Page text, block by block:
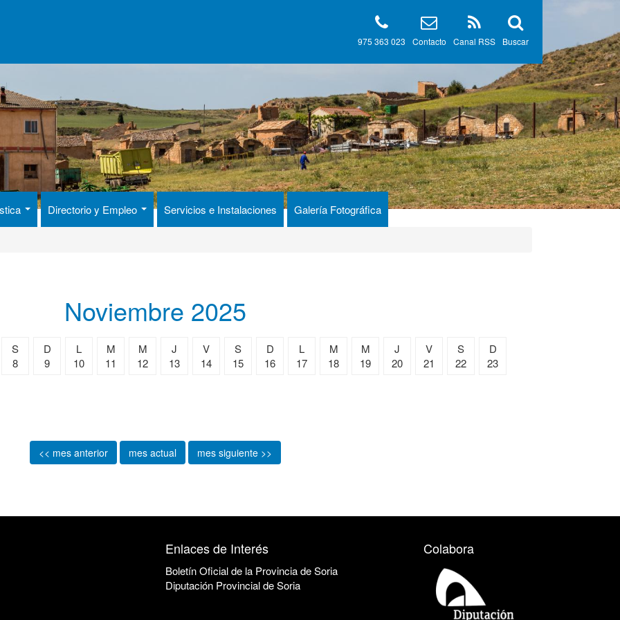
Buscar
Canal RSS
Contacto
975 363 023
Directorio y Empleo Servicios e Instalaciones Galería Fotográfica
Noviembre 2025
S
8
D
9
L
10
M
11
M
12
J
13
V
14
S
15
D
16
L
17
M
18
M
19
J
20
V
21
S
22
D
23
<< mes anterior mes actual mes siguiente >>
Enlaces de Interés
Boletín Oficial de la Provincia de Soria
Diputación Provincial de Soria
Colabora